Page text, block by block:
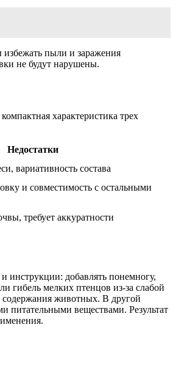
избежать пыли и заражения
не будут нарушены.
характеристика трех
Недостатки
вариативность состава
и совместимость с остальными
требует аккуратности
добавлять понемногу,
гибель мелких птенцов из-за слабой
содержания животных. В другой
питательными веществами. Результат